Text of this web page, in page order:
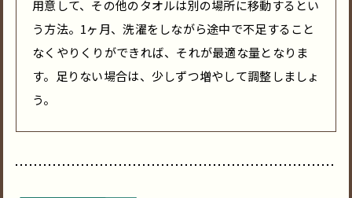
用意して、その他のタオルは別の場所に移動するとい
う方法。1ヶ月、洗濯をしながら途中で不足すること
なくやりくりができれば、それが最適な量となりま
す。足りない場合は、少しずつ増やして調整しましょ
う。